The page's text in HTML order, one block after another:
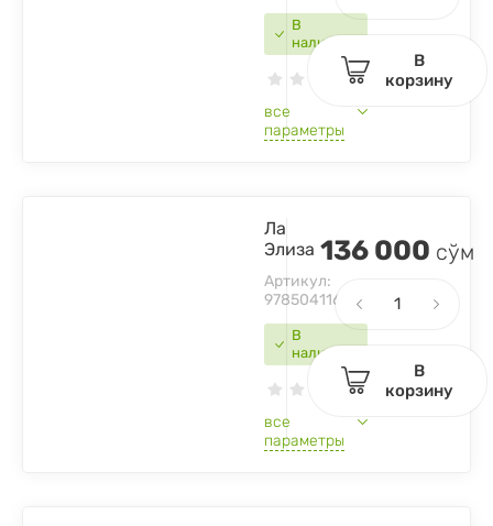
В
наличии
все
параметры
В
корзину
В
наличии
Ла
Элиза
Артикул:
9785041169015
все
параметры
136 000 сўм
В
корзину